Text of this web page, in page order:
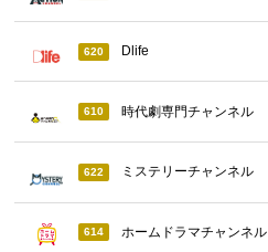
620 Dlife
610 時代劇専門チャンネル
622 ミステリーチャンネル
614 ホームドラマチャンネル